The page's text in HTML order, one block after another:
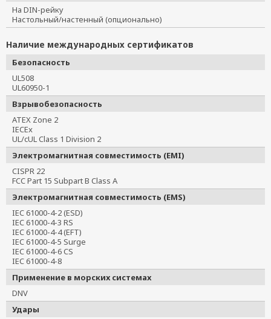
На DIN-рейку
Настольный/настенный (опционально)
Наличие международных сертификатов
Безопасность
UL508
UL60950-1
Взрывобезопасность
ATEX Zone 2
IECEx
UL/cUL Class 1 Division 2
Электромагнитная совместимость (EMI)
CISPR 22
FCC Part 15 Subpart B Class A
Электромагнитная совместимость (EMS)
IEC 61000-4-2 (ESD)
IEC 61000-4-3 RS
IEC 61000-4-4 (EFT)
IEC 61000-4-5 Surge
IEC 61000-4-6 CS
IEC 61000-4-8
Применение в морских системах
DNV
Удары